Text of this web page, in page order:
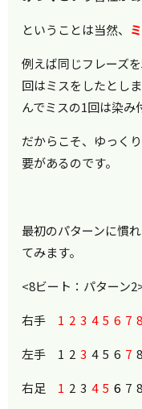
ということは当然、
例えば同じフレーズ
回はミスをしたとし
んでミスの1回は染み
だからこそ、ゆっく
要があるのです。
最初のパターンに慣
てみます。
<8ビート：パターン
右手 1 2 3 4 5 6 7 8
左手 1 2 3 4 5 6 7 8
右足 1 2 34 56 7 8